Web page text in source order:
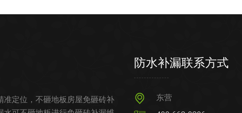
准定位，不砸地板房屋免砸砖补
防水补漏联系方式
东营